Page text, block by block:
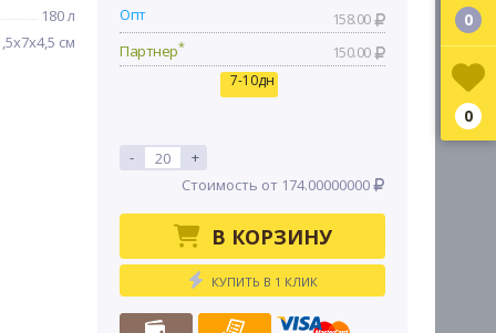
180 л
см
Опт
158.00
Партнер* 150.00
7-10дн
-
+
Стоимость от 174.00000000
В КОРЗИНУ
КУПИТЬ В 1 КЛИК
0
0